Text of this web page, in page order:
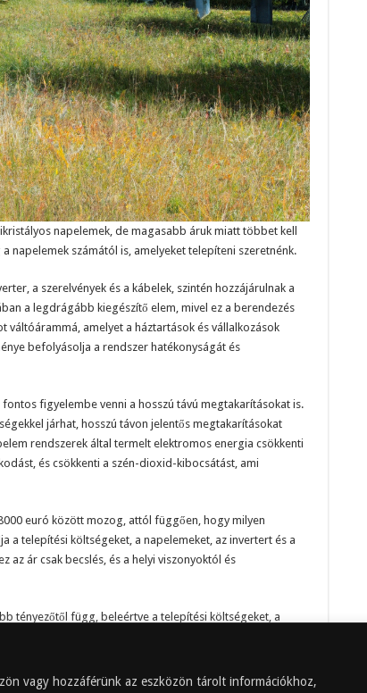
vagy hozzáférünk az eszközön tárolt információkhoz,
napelemek, de magasabb áruk miatt többet kell
napelemek számától is, amelyeket telepíteni szeretnénk.
a szerelvények és a kábelek, szintén hozzájárulnak a
a legdrágább kiegészítő elem, mivel ez a berendezés
váltóárammá, amelyet a háztartások és vállalkozások
befolyásolja a rendszer hatékonyságát és
figyelembe venni a hosszú távú megtakarításokat is.
járhat, hosszú távon jelentős megtakarításokat
rendszerek által termelt elektromos energia csökkenti
és csökkenti a szén-dioxid-kibocsátást, ami
euró között mozog, attól függően, hogy milyen
a telepítési költségeket, a napelemeket, az invertert és a
az ár csak becslés, és a helyi viszonyoktól és
tényezőtől függ, beleértve a telepítési költségeket, a
megértsük a költségeket és a rendszer előnyeit. A
eredményezhetnek, és környezetbarát